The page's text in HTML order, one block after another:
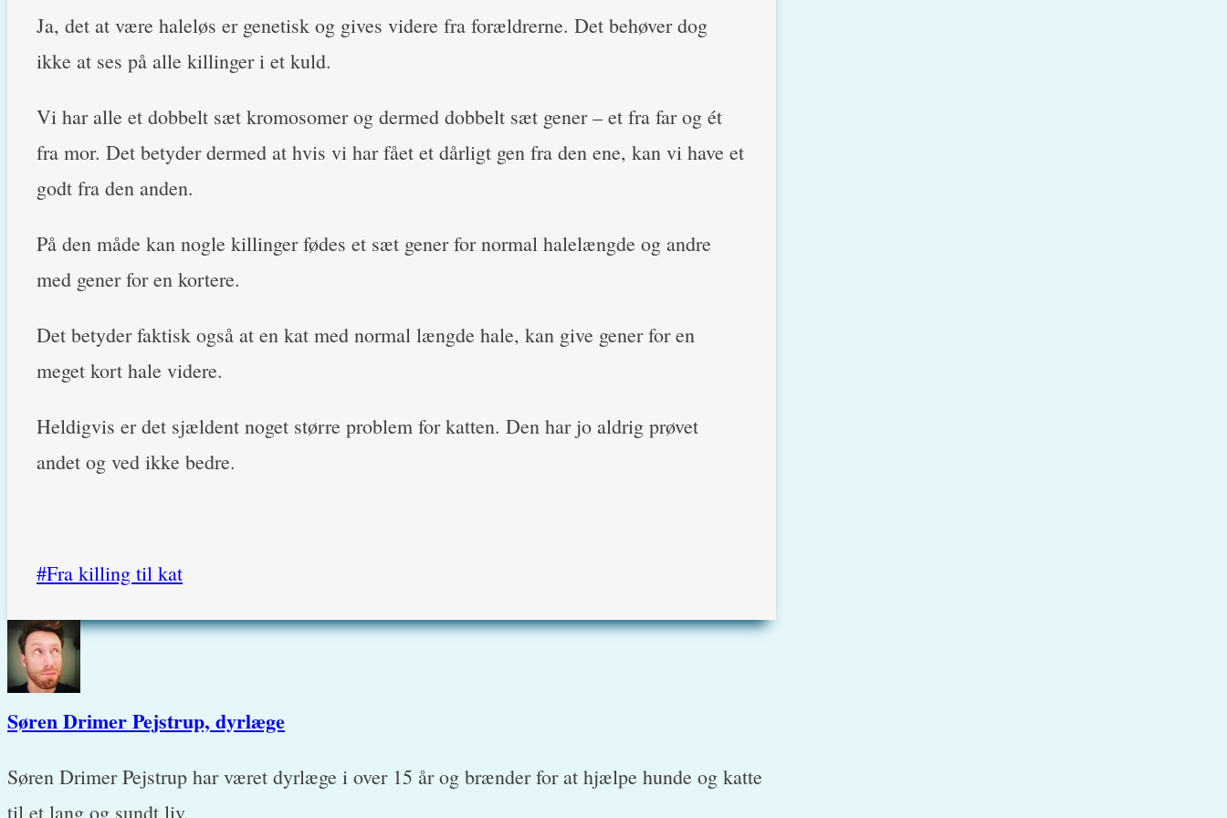
Ja, det at være haleløs er genetisk og gives videre fra forældrerne. Det behøver dog
ikke at ses på alle killinger i et kuld.
Vi har alle et dobbelt sæt kromosomer og dermed dobbelt sæt gener – et fra far og ét
fra mor. Det betyder dermed at hvis vi har fået et dårligt gen fra den ene, kan vi have et
godt fra den anden.
På den måde kan nogle killinger fødes et sæt gener for normal halelængde og andre
med gener for en kortere.
Det betyder faktisk også at en kat med normal længde hale, kan give gener for en
meget kort hale videre.
Heldigvis er det sjældent noget større problem for katten. Den har jo aldrig prøvet
andet og ved ikke bedre.
Post
#Fra killing til kat
Søren Drimer Pejstrup, dyrlæge
Søren Drimer Pejstrup har været dyrlæge i over 15 år og brænder for at hjælpe hunde og katte
til et lang og sundt liv.